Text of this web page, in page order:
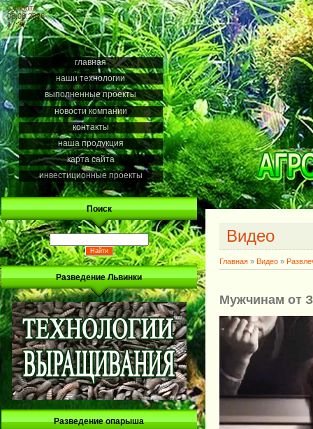
Суббота
08.08.2026
17:37
главная
наши технологии
выполненные проекты
новости компании
контакты
наша продукция
карта сайта
инвестиционные проекты
Поиск
Разведение Львинки
Разведение опарыша
Видео
Главная » Видео »
Мужчинам от